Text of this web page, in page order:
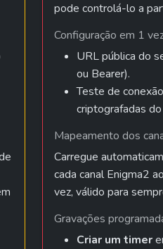
pode controlá-lo a
Configuração em 1
URL pública do
ou Bearer).
Teste de
criptografadas
Mapeamento dos
Carregue
cada canal Enigma2
vez, válido para
Gravações
Criar um timer